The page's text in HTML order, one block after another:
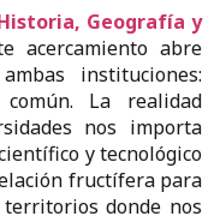
Geografía y
acercamiento abre
instituciones:
La realidad
nos importa
y tecnológico
fructífera para
donde nos